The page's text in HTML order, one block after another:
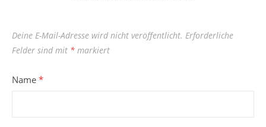
Deine E-Mail-Adresse wird nicht veröffentlicht. Erforderliche
Felder sind mit * markiert
Name *